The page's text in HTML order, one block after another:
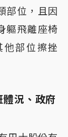
部位，且因
軀飛離座椅
部位擦挫
況、政府